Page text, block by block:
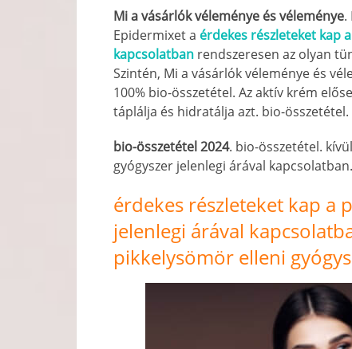
Mi a vásárlók véleménye és véleménye.
Epidermixet a érdekes részleteket kap
kapcsolatban rendszeresen az olyan
Szintén, Mi a vásárlók véleménye és
100% bio-összetétel. Az aktív krém
táplálja és hidratálja azt. bio-
bio-összetétel 2024. bio-összetétel.
gyógyszer jelenlegi árával kapcsolatban.
érdekes részleteket kap a
jelenlegi árával
pikkelysömör elleni